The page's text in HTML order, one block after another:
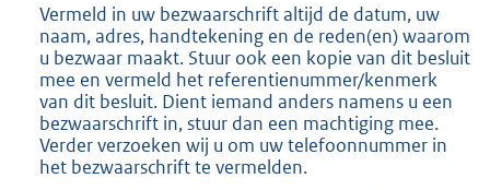
r
n
e
l
i
n
k
:
Vermeld in uw bezwaarschrift altijd de datum, uw
naam, adres, handtekening en de reden(en) waarom
u bezwaar maakt. Stuur ook een kopie van dit besluit
mee en vermeld het referentienummer/kenmerk
van dit besluit. Dient iemand anders namens u een
bezwaarschrift in, stuur dan een machtiging mee.
Verder verzoeken wij u om uw telefoonnummer in
het bezwaarschrift te vermelden.